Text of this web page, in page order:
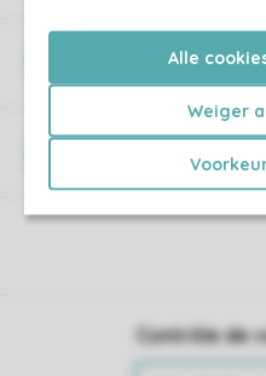
Alle
Weiger
Animaux de
Contrôle de